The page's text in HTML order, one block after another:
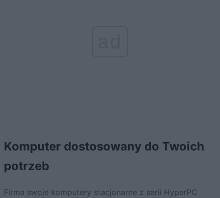
Komputer dostosowany do Twoich
potrzeb
Firma swoje komputery stacjonarne z serii HyperPC